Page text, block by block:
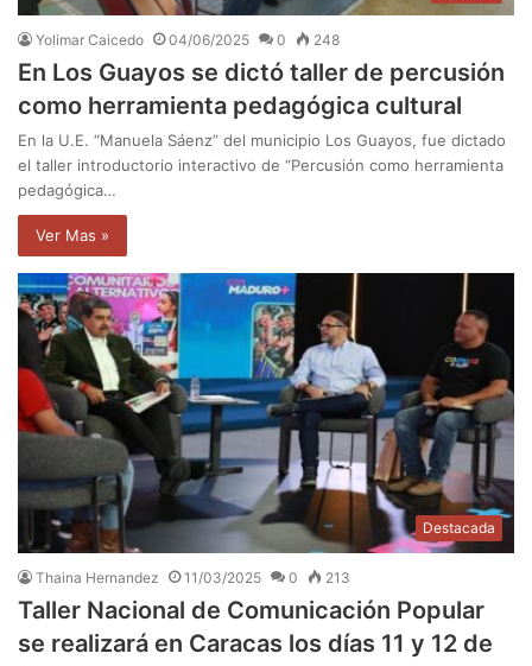
Yolimar Caicedo 04/06/2025 0 248
En Los Guayos se dictó taller de percusión
como herramienta pedagógica cultural
En la U.E. “Manuela Sáenz” del municipio Los Guayos, fue dictado
el taller introductorio interactivo de “Percusión como herramienta
pedagógica…
Ver Mas »
Destacada
Thaina Hernandez 11/03/2025 0 213
Taller Nacional de Comunicación Popular
se realizará en Caracas los días 11 y 12 de